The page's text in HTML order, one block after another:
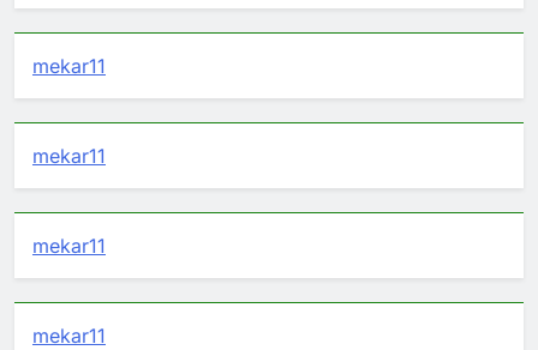
mekar11
mekar11
mekar11
mekar11